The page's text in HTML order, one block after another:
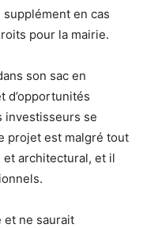
en cas
pour la mairie.
son sac en
d’opportunités
investisseurs se
projet est malgré tout
architectural, et il
et ne saurait